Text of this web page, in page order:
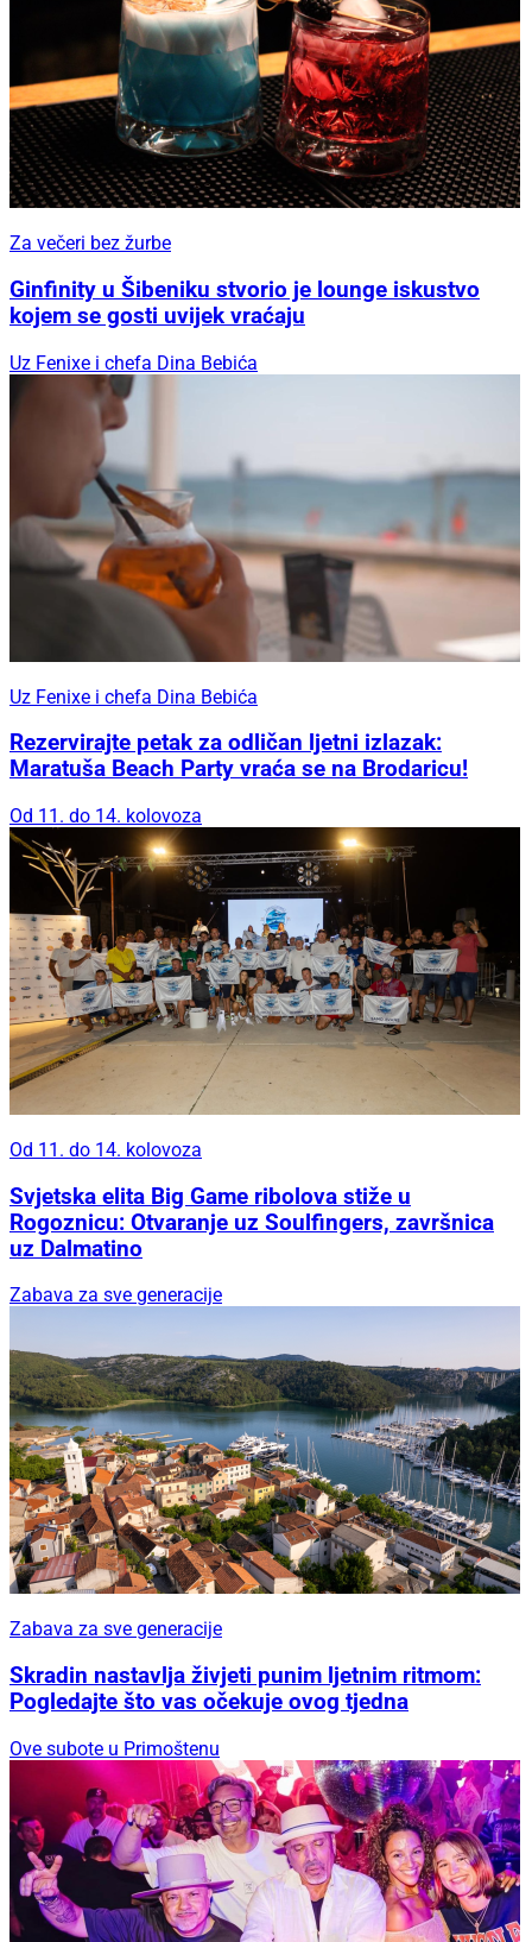
Za večeri bez žurbe
Ginfinity u Šibeniku stvorio je lounge iskustvo
kojem se gosti uvijek vraćaju
Uz Fenixe i chefa Dina Bebića
Uz Fenixe i chefa Dina Bebića
Rezervirajte petak za odličan ljetni izlazak:
Maratuša Beach Party vraća se na Brodaricu!
Od 11. do 14. kolovoza
Od 11. do 14. kolovoza
Svjetska elita Big Game ribolova stiže u
Rogoznicu: Otvaranje uz Soulfingers, završnica
uz Dalmatino
Zabava za sve generacije
Zabava za sve generacije
Skradin nastavlja živjeti punim ljetnim ritmom:
Pogledajte što vas očekuje ovog tjedna
Ove subote u Primoštenu